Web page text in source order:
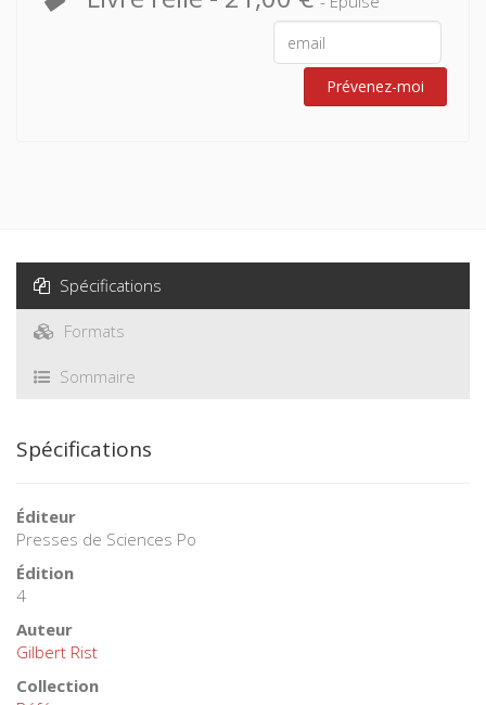
Prévenez-moi
Spécifications
Formats
Sommaire
Spécifications
Éditeur
Presses de Sciences Po
Édition
4
Auteur
Gilbert Rist
Collection